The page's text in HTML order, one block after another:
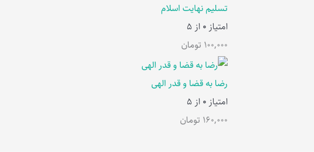
تسلیم نهایت اسلام
امتیاز 0 از 5
100,000 تومان
رضا به قضا و قدر الهی
امتیاز 0 از 5
160,000 تومان